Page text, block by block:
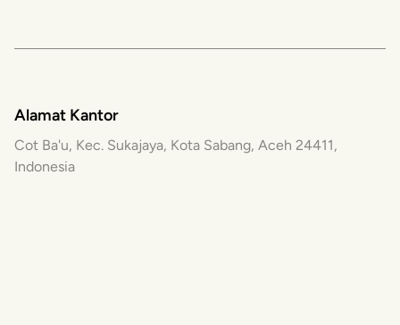
Alamat Kantor
Cot Ba'u, Kec. Sukajaya, Kota Sabang, Aceh 24411,
Indonesia